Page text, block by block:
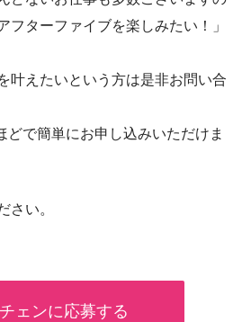
フターファイブを楽しみたい！」
叶えたいという方は是非お問い合
どで簡単にお申し込みいただけま
さい。
ェンに応募する